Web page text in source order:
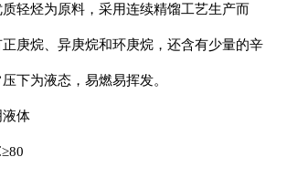
轻烃为原料，采用连续精馏工艺生产而
庚烷、异庚烷和环庚烷，还含有少量的辛
下为液态，易燃易挥发。
液体
80